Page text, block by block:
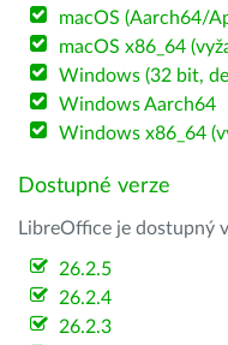
macOS (Aarch64/
macOS x86_64
Windows (32 bit,
Windows Aarch64
Windows x86_64
Dostupné verze
LibreOffice je dostupný
26.2.5
26.2.4
26.2.3